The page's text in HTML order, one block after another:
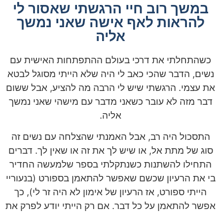
במשך רוב חיי הרגשתי שאסור לי
להראות לאף אישה שאני נמשך
אליה
כשהתחלתי את דרכי בעולם ההתפתחות האישית עם
נשים, הדבר שהכי כאב לי היה שלא הייתי מסוגל לבטא
את עצמי. הרגשתי שיש לי הרבה מה להציע, אבל ששום
דבר מזה לא עובר כשאני מדבר עם מישהי שאני נמשך
אליה.
התסכול היה רב, אבל האמנתי שהצלחה עם נשים זה
סוג של מתת אל, או שיש לך את זה או שאין לך. דברים
התחילו להשתנות כשנתקלתי בספר שלמעשה החדיר
בי את הרעיון שכשם שאפשר להתאמן בספורט (בנעוריי
הייתי ספורט, אז הרעיון של אימון לא היה זר לי), כך
אפשר להתאמן על כל דבר. אם רק הייתי יודע לפרק את